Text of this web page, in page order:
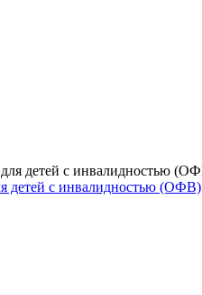
детей с инвалидностью (ОФВ)